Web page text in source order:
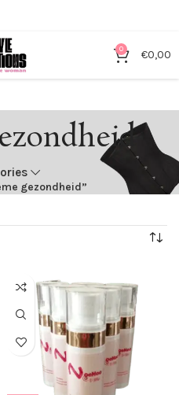
0 €0,00
gezondheid”